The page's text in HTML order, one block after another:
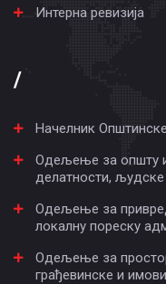
Интерна ревизија
/
Начелник
Одељење за општу и
делатности, људске
Одељење за
локалну пореску
Одељење за
грађевинске и